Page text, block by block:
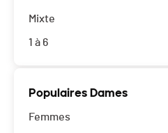
Mixte
1 à 6
Populaires Dames
Femmes